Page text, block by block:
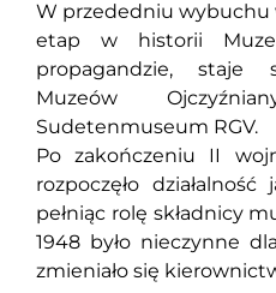
W przededniu wybuchu
etap w historii
propagandzie, staje
Muzeów
Sudetenmuseum RGV.
Po zakończeniu II
rozpoczęło
pełniąc rolę składnicy
1948 było nieczynne
zmieniało się